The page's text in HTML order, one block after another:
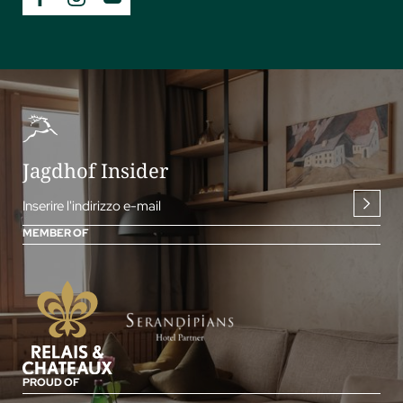
Jagdhof Insider
Inserire l'indirizzo e-mail
MEMBER OF
PROUD OF